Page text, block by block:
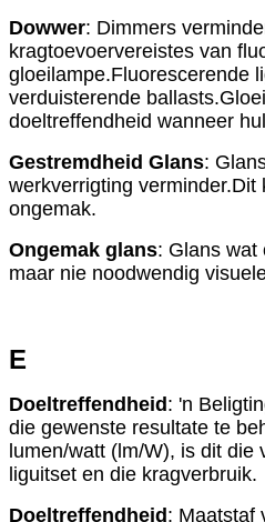
Dowwer: Dimmers
kragtoevoervereistes van
gloeilampe.Fluorescerende
verduisterende
doeltreffendheid wanneer
Gestremdheid Glans:
werkverrigting
ongemak.
Ongemak glans: Glans wat
maar nie noodwendig
E
Doeltreffendheid : 'n
die gewenste resultate te
lumen/watt (lm/W), is dit die
liguitset en die kragverbruik.
Doeltreffendheid : Maatstaf